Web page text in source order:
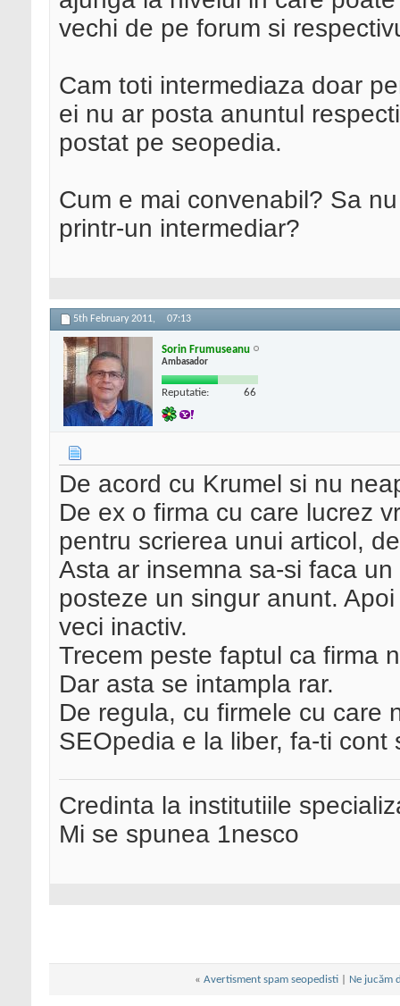
vechi de pe forum si
Cam toti intermediaza doar
ei nu ar posta anuntul
postat pe seopedia.
Cum e mai convenabil? Sa
printr-un intermediar?
5th February 2011, 07:13
Sorin Frumuseanu
Ambasador
Reputatie: 66
De acord cu Krumel si nu
De ex o firma cu care lucrez
pentru scrierea unui articol,
Asta ar insemna sa-si faca
posteze un singur anunt.
veci inactiv.
Trecem peste faptul ca firma
Dar asta se intampla rar.
De regula, cu firmele cu care
SEOpedia e la liber, fa-ti
Credinta la institutiile
Mi se spunea 1nesco
« Avertisment spam seopedisti Ne jucăm